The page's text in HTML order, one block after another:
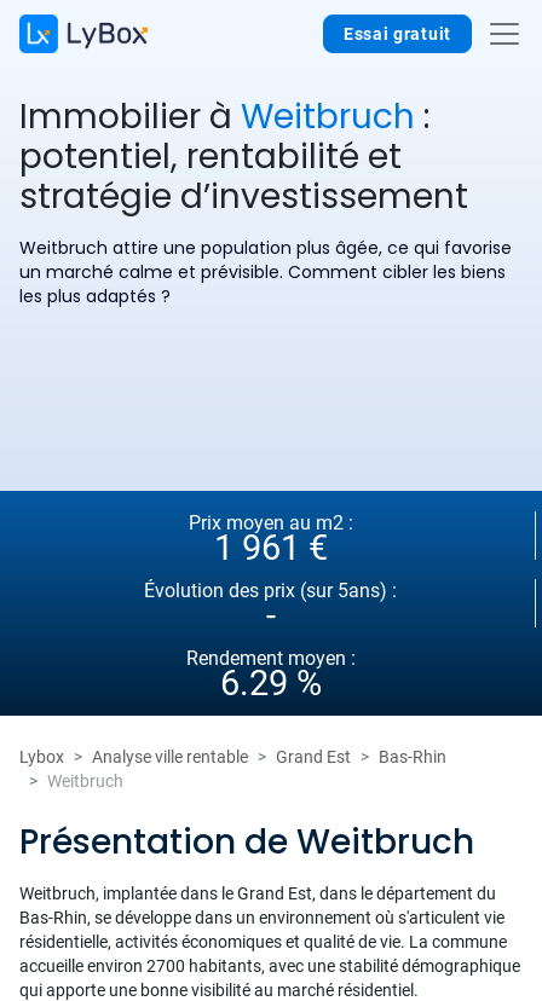
Essai gratuit
Immobilier à Weitbruch :
potentiel, rentabilité et
stratégie d’investissement
Weitbruch attire une population plus âgée, ce qui favorise
un marché calme et prévisible. Comment cibler les biens
les plus adaptés ?
Prix moyen au m2 :
1 961 €
Évolution des prix (sur 5ans) :
-
Rendement moyen :
6.29 %
Lybox Analyse ville rentable Grand Est
Bas-Rhin
Weitbruch
Présentation de Weitbruch
Weitbruch, implantée dans le Grand Est, dans le département du
Bas-Rhin, se développe dans un environnement où s'articulent vie
résidentielle, activités économiques et qualité de vie. La commune
accueille environ 2700 habitants, avec une stabilité démographique
qui apporte une bonne visibilité au marché résidentiel.